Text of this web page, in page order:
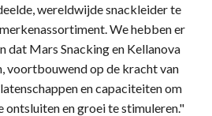
wereldwijde snackleider te
We hebben er
dat Mars Snacking en Kellanova
voortbouwend op de kracht van
en capaciteiten om
ontsluiten en groei te stimuleren."